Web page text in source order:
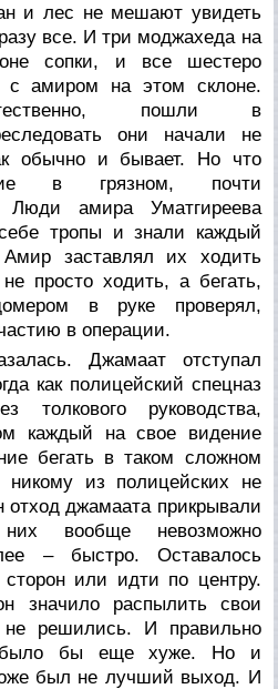
и лес не мешают увидеть
все. И три моджахеда на
сопки, и все шестеро
с амиром на этом склоне.
пошли в
они начали не
обычно и бывает. Но что
в грязном, почти
Люди амира Уматгиреева
тропы и знали каждый
заставлял их ходить
просто ходить, а бегать,
в руке проверял,
в операции.
Джамаат отступал
как полицейский спецназ
толкового руководства,
каждый на свое видение
бегать в таком сложном
из полицейских не
отход джамаата прикрывали
вообще невозможно
– быстро. Оставалось
или идти по центру.
значило распылить свои
решились. И правильно
было бы еще хуже. Но и
был не лучший выход. И